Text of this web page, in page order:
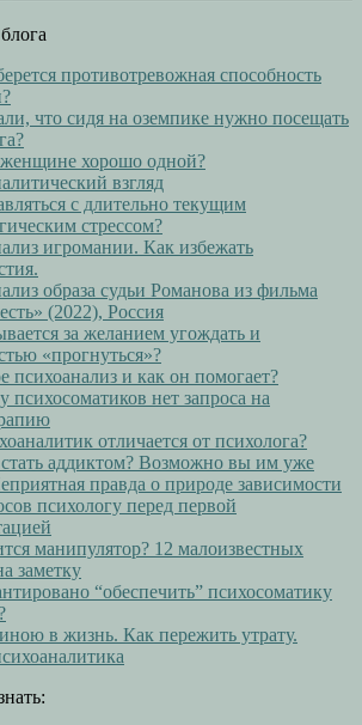
противотревожная способность
что сидя на оземпике нужно посещать
хорошо одной?
взгляд
с длительно текущим
стрессом?
игромании. Как избежать
образа судьи Романова из фильма
(2022), Россия
за желанием угождать и
«прогнуться»?
психоанализ и как он помогает?
психосоматиков нет запроса на
отличается от психолога?
стать аддиктом? Возможно вы им уже
правда о природе зависимости
психологу перед первой
манипулятор? 12 малоизвестных
заметку
“обеспечить” психосоматику
в жизнь. Как пережить утрату.